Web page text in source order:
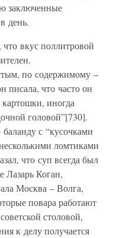
заключенные
день.
вкус поллитровой
по содержимому –
писала, что часто он
иногда
головой”[730].
с “кусочками
ломтиками
что суп всегда был
Лазарь Коган,
Москва – Волга,
повара работают
столовой,
к делу получается